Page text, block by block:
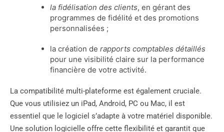
la fidélisation des clients, en gérant des
programmes de fidélité et des promotions
personnalisées ;
la création de rapports comptables détaillés
pour une visibilité claire sur la performance
financière de votre activité.
La compatibilité multi-plateforme est également cruciale.
Que vous utilisiez un iPad, Android, PC ou Mac, il est
essentiel que le logiciel s’adapte à votre matériel disponible.
Une solution logicielle offre cette flexibilité et garantit que